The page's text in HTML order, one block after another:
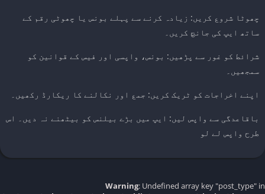
چھوٹا شروع کریں: زیادہ کرنے سے پہلے بونس یا چھوٹی رقم کے
ساتھ ایپ کی جانچ کریں۔
شرائط کو غور سے پڑھیں: بونس، واپسی اور فیس کے قوانین کو
سمجھیں۔
اپنے اخراجات کو ٹریک کریں: جمع اور نکالنے کا ریکارڈ رکھیں۔
باقاعدگی سے واپس لیں: ایپ میں بڑے بیلنس کو بیٹھنے نہ دیں۔ اس
طرح واپس لے لو
Warning: Undefined array key "post_type" in